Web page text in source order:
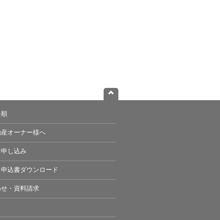
オーナー様へ
し込み
込書ダウンロード
・資料請求